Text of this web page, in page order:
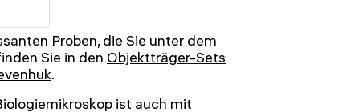
Proben, die Sie unter dem
Sie in den Objektträger-Sets
.
ist auch mit